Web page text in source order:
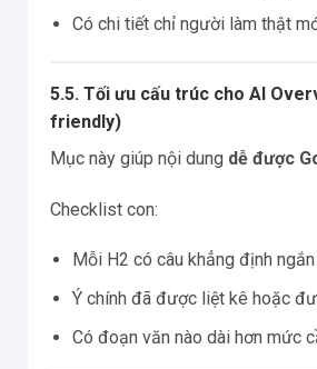
Có chi tiết chỉ người làm thật
5.5. Tối ưu cấu trúc cho AI
friendly)
Mục này giúp nội dung dễ được
Checklist con:
Mỗi H2 có câu khẳng định
Ý chính đã được liệt kê hoặc
Có đoạn văn nào dài hơn mức